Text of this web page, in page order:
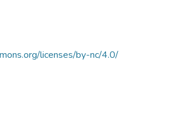
licenses/by-nc/4.0/